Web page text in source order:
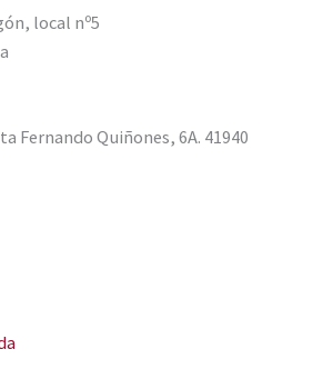
local nº5
Fernando Quiñones, 6A. 41940